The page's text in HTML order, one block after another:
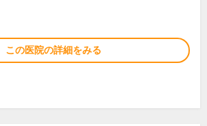
この医院の詳細をみる